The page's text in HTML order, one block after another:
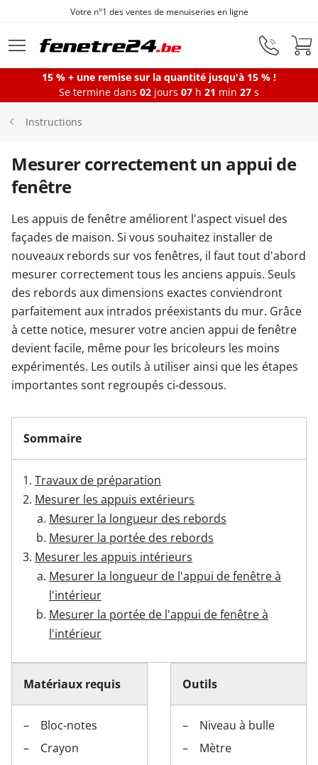
Aller au contenu principal
Votre n°1 des ventes de menuiseries en ligne
Fenêtres
Portes d'entrée
Protections solaires
Garages & Carports
M'identifier
Conseils gratuits
15 % + une remise sur la quantité jusqu'à 15 % !
Se termine dans 02 jours 07 h 21 min 27 s
Instructions
Mesurer correctement un appui de
fenêtre
Les appuis de fenêtre améliorent l'aspect visuel des
façades de maison. Si vous souhaitez installer de
nouveaux rebords sur vos fenêtres, il faut tout d'abord
mesurer correctement tous les anciens appuis. Seuls
des rebords aux dimensions exactes conviendront
parfaitement aux intrados préexistants du mur. Grâce
à cette notice, mesurer votre ancien appui de fenêtre
devient facile, même pour les bricoleurs les moins
expérimentés. Les outils à utiliser ainsi que les étapes
importantes sont regroupés ci-dessous.
Sommaire
Travaux de préparation
Mesurer les appuis extérieurs
Mesurer la longueur des rebords
Mesurer la portée des rebords
Mesurer les appuis intérieurs
Mesurer la longueur de l'appui de fenêtre à
l'intérieur
Mesurer la portée de l'appui de fenêtre à
l'intérieur
Matériaux requis
Bloc-notes
Crayon
Outils
Niveau à bulle
Mètre